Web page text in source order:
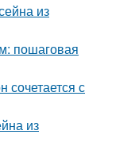
из
пошаговая
сочетается с
из